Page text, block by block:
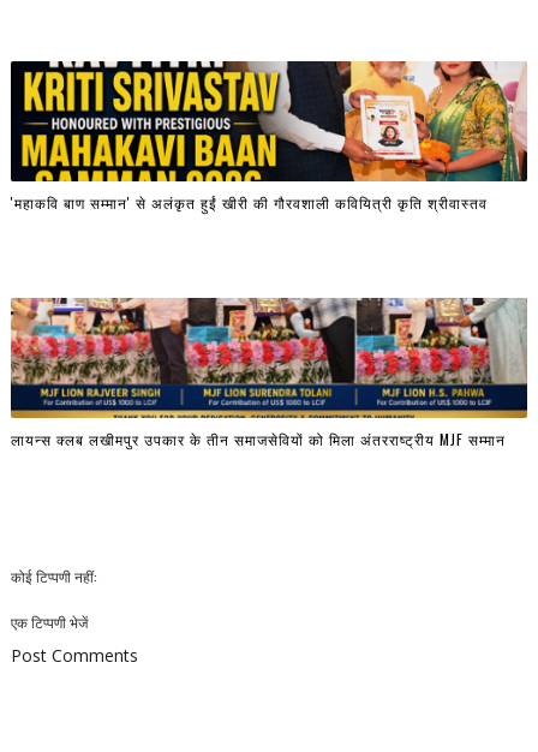
'महाकवि बाण सम्मान' से अलंकृत हुईं खीरी की गौरवशाली कवियित्री कृति श्रीवास्तव
लायन्स क्लब लखीमपुर उपकार के तीन समाजसेवियों को मिला अंतरराष्ट्रीय MJF सम्मान
कोई टिप्पणी नहीं:
एक टिप्पणी भेजें
Post Comments